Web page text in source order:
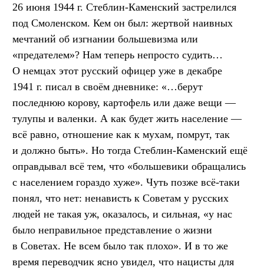
26 июня 1944 г. Стеблин-Каменский застрелился
под Смоленском. Кем он был: жертвой наивных
мечтаний об изгнании большевизма или
«предателем»? Нам теперь непросто судить…
О немцах этот русский офицер уже в декабре
1941 г. писал в своём дневнике: «…берут
последнюю корову, картофель или даже вещи —
тулупы и валенки. А как будет жить население —
всё равно, отношение как к мухам, помрут, так
и должно быть». Но тогда Стеблин-Каменский ещё
оправдывал всё тем, что «большевики обращались
с населением гораздо хуже». Чуть позже всё-таки
понял, что нет: ненависть к Советам у русских
людей не такая уж, оказалось, и сильная, «у нас
было неправильное представление о жизни
в Советах. Не всем было так плохо». И в то же
время переводчик ясно увидел, что нацисты для